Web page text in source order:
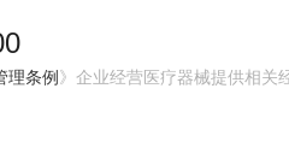
理条例 》企业经营医疗器械提供相关